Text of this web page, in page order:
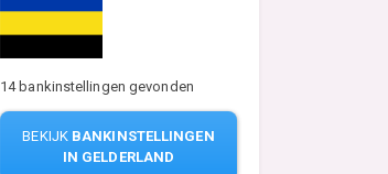
14 bankinstellingen gevonden
BEKIJK BANKINSTELLINGEN
IN GELDERLAND